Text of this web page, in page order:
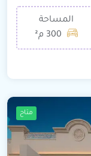
المساحة
300 م²
متاح